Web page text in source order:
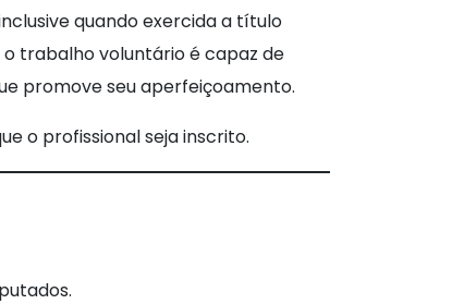
quando exercida a título
trabalho voluntário é capaz de
promove seu aperfeiçoamento.
o profissional seja inscrito.